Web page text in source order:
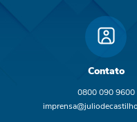
Contato
0800 090 9600